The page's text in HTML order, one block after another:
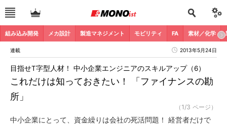
組み込み開発 メカ設計 製造マネジメント モビリティ FA 素材／化学
連載 2013年5月24日
これだけは知っておきたい！ 「ファイナンスの勘
所」
目指せT字型人材！ 中小企業エンジニアのスキルアップ（6）
（1/3 ページ）
中小企業にとって、資金繰りは会社の死活問題！ 経営者だけで